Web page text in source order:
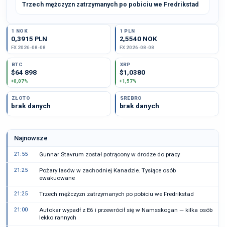
Trzech mężczyzn zatrzymanych po pobiciu we Fredrikstad
1 NOK
0,3915 PLN
FX 2026-08-08
1 PLN
2,5540 NOK
FX 2026-08-08
BTC
$64 898
+0,07%
XRP
$1,0380
+1,57%
ZŁOTO
brak danych
SREBRO
brak danych
Najnowsze
21:55 Gunnar Stavrum został potrącony w drodze do pracy
21:25
Pożary lasów w zachodniej Kanadzie. Tysiące osób
ewakuowane
21:25 Trzech mężczyzn zatrzymanych po pobiciu we Fredrikstad
21:00
Autokar wypadł z E6 i przewrócił się w Namsskogan — kilka osób
lekko rannych